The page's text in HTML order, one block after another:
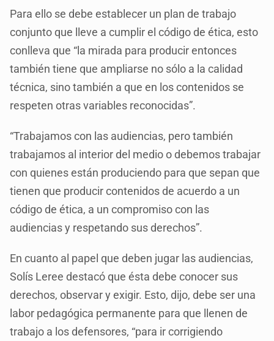
Para ello se debe establecer un plan de trabajo
conjunto que lleve a cumplir el código de ética, esto
conlleva que “la mirada para producir entonces
también tiene que ampliarse no sólo a la calidad
técnica, sino también a que en los contenidos se
respeten otras variables reconocidas”.
“Trabajamos con las audiencias, pero también
trabajamos al interior del medio o debemos trabajar
con quienes están produciendo para que sepan que
tienen que producir contenidos de acuerdo a un
código de ética, a un compromiso con las
audiencias y respetando sus derechos”.
En cuanto al papel que deben jugar las audiencias,
Solís Leree destacó que ésta debe conocer sus
derechos, observar y exigir. Esto, dijo, debe ser una
labor pedagógica permanente para que llenen de
trabajo a los defensores, “para ir corrigiendo